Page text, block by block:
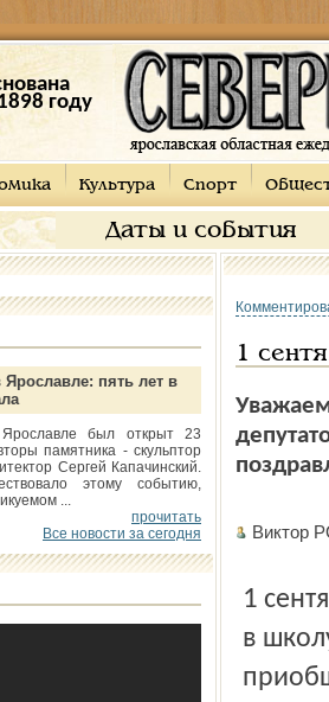
году
Культура Спорт
Даты и события
пять лет в
был открыт 23
памятника - скульптор
Сергей Капачинский.
этому событию,
...
прочитать
Все новости за сегодня
1
Виктор
1 сентября – особенный день для тех, кто впервые придёт
в